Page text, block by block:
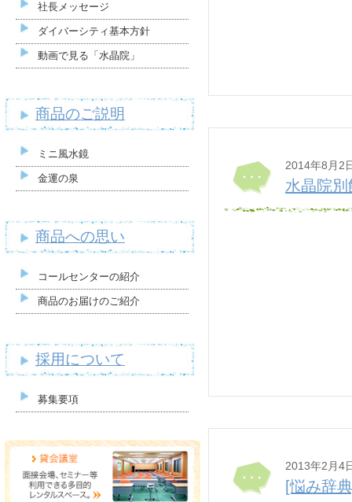
社長メッセージ
ダイバーシティ基本方針
動画で見る「水晶院」
商品のご説明
ミニ風水鏡
金運の泉
商品への思い
コールセンターの紹介
商品のお届けのご紹介
採用について
募集要項
2014年8月2
水晶院
2013年2月4
[悩み辞